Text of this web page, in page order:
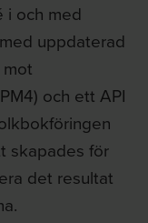
i och med
uppdaterad
och ett API
skapades för
det resultat